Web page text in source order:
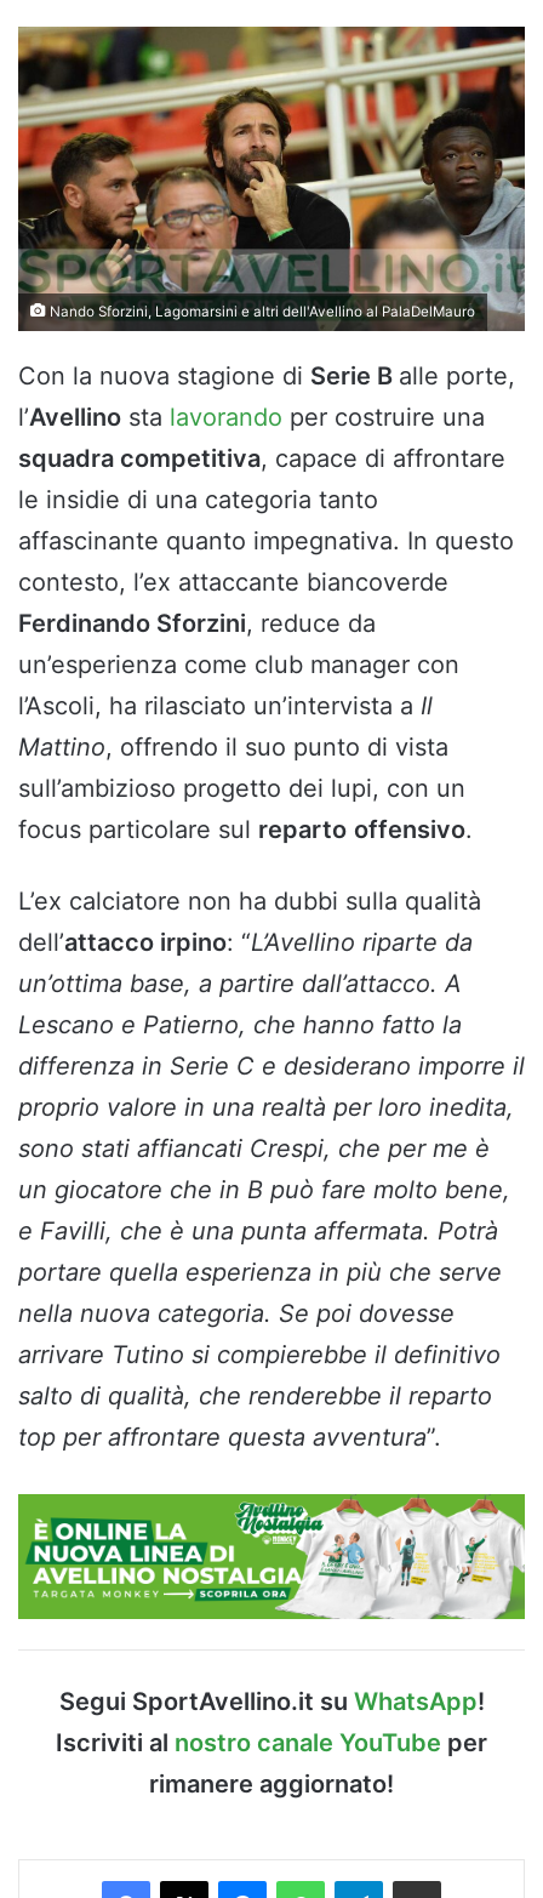
Nando Sforzini, Lagomarsini e altri dell'Avellino al PalaDelMauro
Con la nuova stagione di Serie B alle porte,
l’Avellino sta lavorando per costruire una
squadra competitiva, capace di affrontare
le insidie di una categoria tanto
affascinante quanto impegnativa. In questo
contesto, l’ex attaccante biancoverde
Ferdinando Sforzini, reduce da
un’esperienza come club manager con
l’Ascoli, ha rilasciato un’intervista a Il
Mattino, offrendo il suo punto di vista
sull’ambizioso progetto dei lupi, con un
focus particolare sul reparto offensivo.
L’ex calciatore non ha dubbi sulla qualità
dell’attacco irpino: “L’Avellino riparte da
un’ottima base, a partire dall’attacco. A
Lescano e Patierno, che hanno fatto la
differenza in Serie C e desiderano imporre il
proprio valore in una realtà per loro inedita,
sono stati affiancati Crespi, che per me è
un giocatore che in B può fare molto bene,
e Favilli, che è una punta affermata. Potrà
portare quella esperienza in più che serve
nella nuova categoria. Se poi dovesse
arrivare Tutino si compierebbe il definitivo
salto di qualità, che renderebbe il reparto
top per affrontare questa avventura”.
Segui SportAvellino.it su WhatsApp!
Iscriviti al nostro canale YouTube per
rimanere aggiornato!
Facebook
X MessengerWhatsAppTelegramCondividi via Email